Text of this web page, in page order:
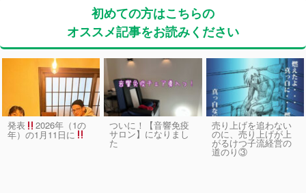
初めての方はこちらの
オススメ記事をお読みください
発表 2026年（1の
年）の1月11日に
ついに！【音響免疫
サロン】になりまし
た
売り上げを追わない
のに、売り上げが上
がるけつ子流経営の
道のり③